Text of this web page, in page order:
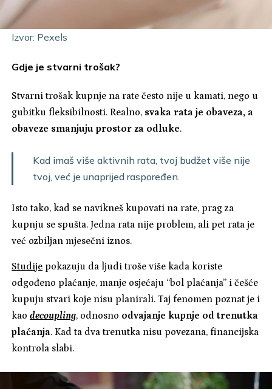
Izvor: Pexels
Gdje je stvarni trošak?
Stvarni trošak kupnje na rate često nije u kamati, nego u
gubitku fleksibilnosti. Realno, svaka rata je obaveza, a
obaveze smanjuju prostor za odluke.
Kad imaš više aktivnih rata, tvoj budžet više nije
tvoj, već je unaprijed raspoređen.
Isto tako, kad se navikneš kupovati na rate, prag za
kupnju se spušta. Jedna rata nije problem, ali pet rata je
već ozbiljan mjesečni iznos.
Studije pokazuju da ljudi troše više kada koriste
odgođeno plaćanje, manje osjećaju “bol plaćanja” i češće
kupuju stvari koje nisu planirali. Taj fenomen poznat je i
kaodecoupling, odnosno odvajanje kupnje od trenutka
plaćanja. Kad ta dva trenutka nisu povezana, financijska
kontrola slabi.